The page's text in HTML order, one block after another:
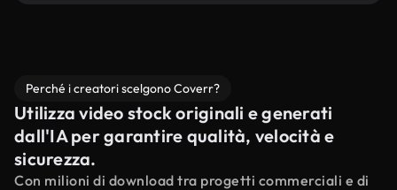
Perché i creatori scelgono Coverr?
Utilizza video stock originali e generati
dall'IA per garantire qualità, velocità e
sicurezza.
Con milioni di download tra progetti commerciali e di